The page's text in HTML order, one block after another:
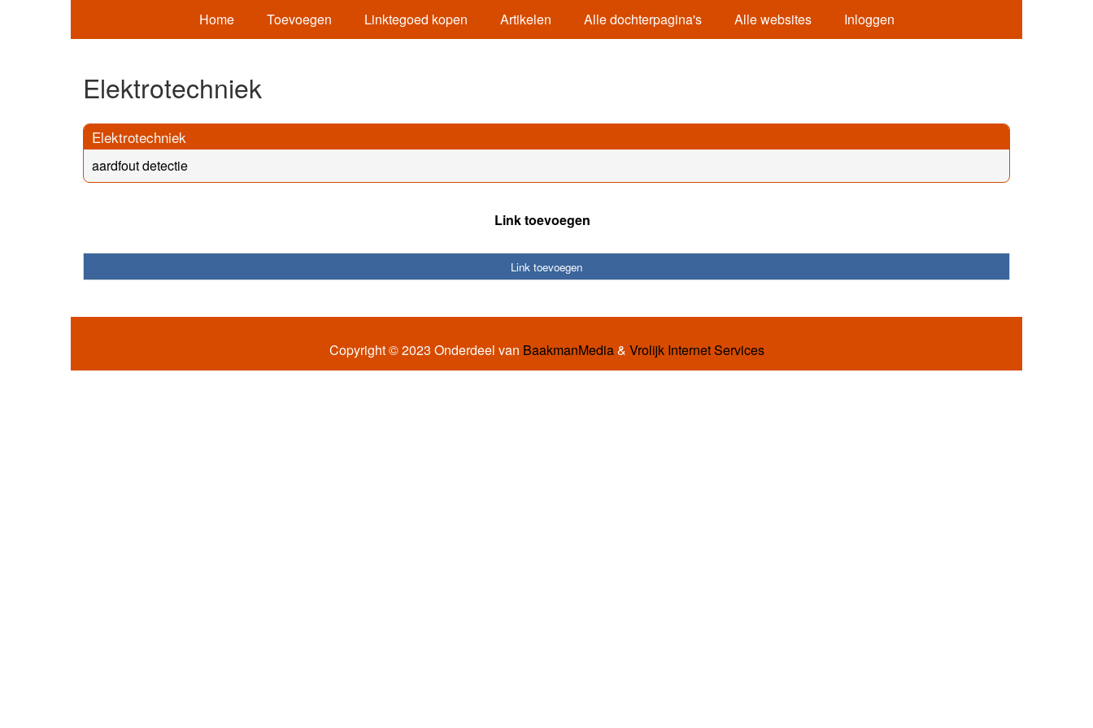
Home Toevoegen Linktegoed kopen Artikelen Alle dochterpagina's Alle websites Inloggen
Elektrotechniek
Elektrotechniek
aardfout detectie
Link toevoegen
Link toevoegen
Copyright © 2023 Onderdeel van BaakmanMedia& Vrolijk Internet Services